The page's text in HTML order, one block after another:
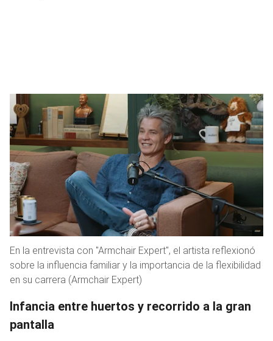
En la entrevista con "Armchair Expert", el artista reflexionó
sobre la influencia familiar y la importancia de la flexibilidad
en su carrera (Armchair Expert)
Infancia entre huertos y recorrido a la gran
pantalla